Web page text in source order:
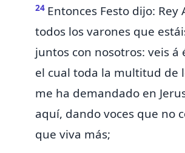
24 Entonces Festo dijo: Rey
todos los varones que
juntos con nosotros: veis á
el cual toda la multitud de
me ha demandado en
aquí, dando voces que no
que viva más;